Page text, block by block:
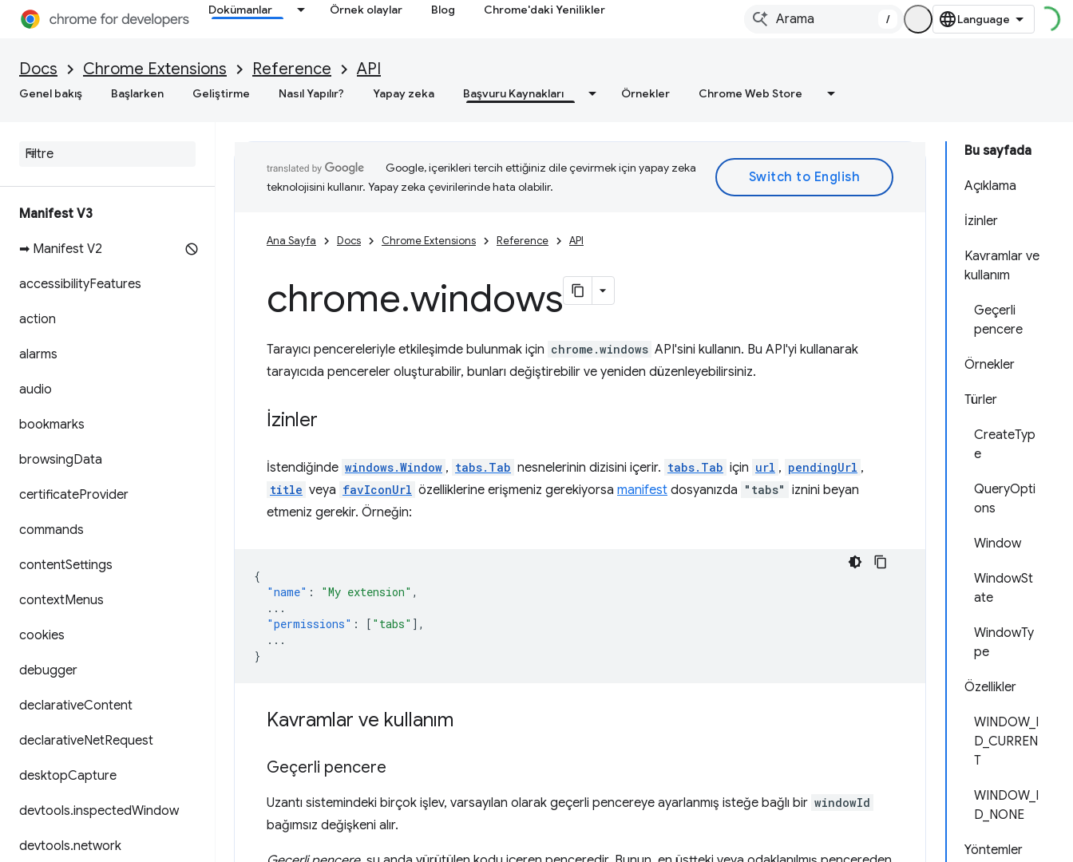
Dokümanlar Örnek olaylar Blog Chrome'daki Yenilikler
/
Docs Chrome Extensions Reference API
Genel bakış Başlarken Geliştirme Nasıl Yapılır? Yapay zeka Başvuru Kaynakları Örnekler Chrome Web Store
Manifest V3
➡ Manifest V2
accessibilityFeatures
action
alarms
audio
bookmarks
browsingData
certificateProvider
commands
contentSettings
contextMenus
cookies
debugger
declarativeContent
declarativeNetRequest
desktopCapture
devtools.inspectedWindow
devtools.network
Bu sayfada
Açıklama
İzinler
Kavramlar ve
kullanım
Geçerli
pencere
Örnekler
Türler
CreateTyp
e
QueryOpti
ons
Window
WindowSt
ate
WindowTy
pe
Özellikler
WINDOW_I
D_CURREN
T
WINDOW_I
D_NONE
Yöntemler
Google, içerikleri tercih ettiğiniz dile çevirmek için yapay zeka
teknolojisini kullanır. Yapay zeka çevirilerinde hata olabilir.
Ana Sayfa Docs Chrome Extensions Reference API
chrome.windows
Tarayıcı pencereleriyle etkileşimde bulunmak için chrome.windows API'sini kullanın. Bu API'yi kullanarak
tarayıcıda pencereler oluşturabilir, bunları değiştirebilir ve yeniden düzenleyebilirsiniz.
İzinler
İstendiğinde windows.Window , tabs.Tab nesnelerinin dizisini içerir. tabs.Tab için url , pendingUrl ,
title veya favIconUrl özelliklerine erişmeniz gerekiyorsa manifest dosyanızda "tabs" iznini beyan
etmeniz gerekir. Örneğin:
{
"name" : "My extension" ,
...
"permissions" : [ "tabs" ],
...
}
Kavramlar ve kullanım
Geçerli pencere
Uzantı sistemindeki birçok işlev, varsayılan olarak geçerli pencereye ayarlanmış isteğe bağlı bir windowId
bağımsız değişkeni alır.